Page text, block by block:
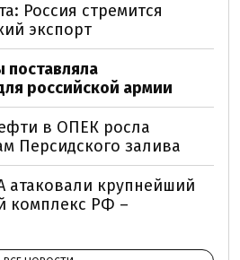
Россия стремится
экспорт
поставляла
российской армии
в ОПЕК росла
Персидского залива
атаковали крупнейший
комплекс РФ –